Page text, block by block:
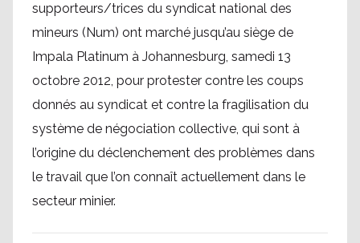
supporteurs/trices du syndicat national des
mineurs (Num) ont marché jusqu’au siège de
Impala Platinum à Johannesburg, samedi 13
octobre 2012, pour protester contre les coups
donnés au syndicat et contre la fragilisation du
système de négociation collective, qui sont à
l’origine du déclenchement des problèmes dans
le travail que l’on connaît actuellement dans le
secteur minier.